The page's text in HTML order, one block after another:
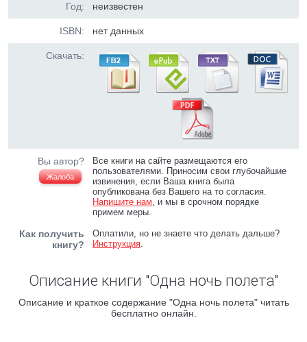
Год: неизвестен
ISBN: нет данных
Скачать:
Вы автор?
Жалоба
Все книги на сайте размещаются его
пользователями. Приносим свои глубочайшие
извинения, если Ваша книга была
опубликована без Вашего на то согласия.
Напишите нам, и мы в срочном порядке
примем меры.
Как получить
книгу?
Оплатили, но не знаете что делать дальше?
Инструкция.
Описание книги "Одна ночь полета"
Описание и краткое содержание "Одна ночь полета" читать
бесплатно онлайн.